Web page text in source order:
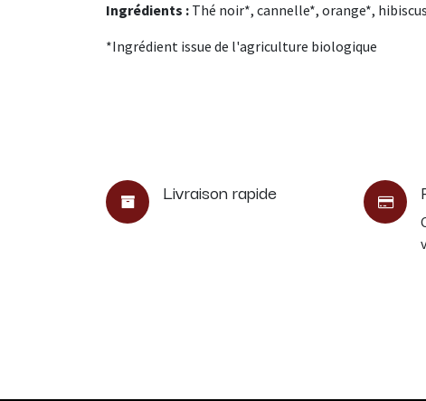
Ingrédients : Thé noir*, cannelle*, orange*,
*Ingrédient issue de l'agriculture biologique
Livraison rapide